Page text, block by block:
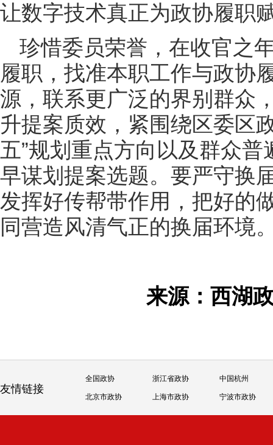
让数字技术真正为政协履职
珍惜委员荣誉，在收官之
履职，找准本职工作与政协
源，联系更广泛的界别群众
升提案质效，紧围绕区委区
五”规划重点方向以及群众
早谋划提案选题。要严守换
发挥好传帮带作用，把好的
同营造风清气正的换届环境
来源：西
友情链接
全国政协 浙江省政协 中国杭州
北京市政协 上海市政协 宁波市政协